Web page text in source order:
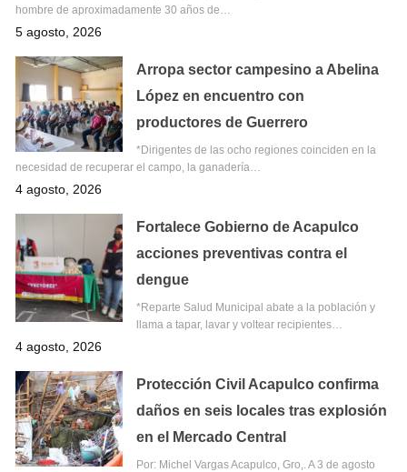
hombre de aproximadamente 30 años de…
5 agosto, 2026
Arropa sector campesino a Abelina
López en encuentro con
productores de Guerrero
*Dirigentes de las ocho regiones coinciden en la
necesidad de recuperar el campo, la ganadería…
4 agosto, 2026
Fortalece Gobierno de Acapulco
acciones preventivas contra el
dengue
*Reparte Salud Municipal abate a la población y
llama a tapar, lavar y voltear recipientes…
4 agosto, 2026
Protección Civil Acapulco confirma
daños en seis locales tras explosión
en el Mercado Central
Por: Michel Vargas Acapulco, Gro,. A 3 de agosto